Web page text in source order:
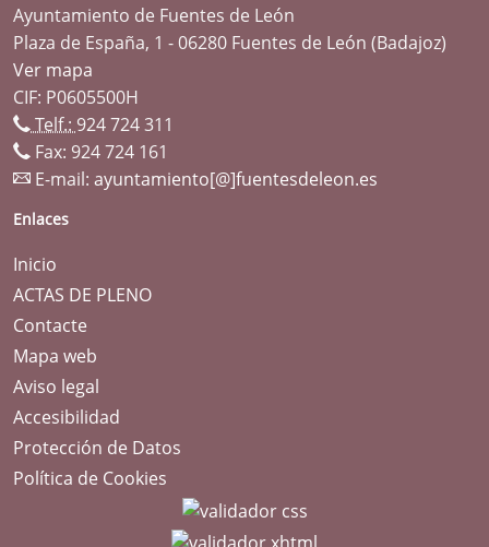
Ayuntamiento de Fuentes de León
Plaza de España, 1 - 06280 Fuentes de León (Badajoz)
Ver mapa
CIF: P0605500H
Telf.: 924 724 311
Fax: 924 724 161
E-mail: ayuntamiento[@]fuentesdeleon.es
Enlaces
Inicio
ACTAS DE PLENO
Contacte
Mapa web
Aviso legal
Accesibilidad
Protección de Datos
Política de Cookies